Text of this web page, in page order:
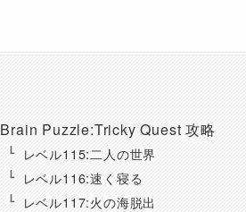
Brain Puzzle:Tricky Quest 攻略
レベル115:二人の世界
レベル116:速く寝る
レベル117:火の海脱出